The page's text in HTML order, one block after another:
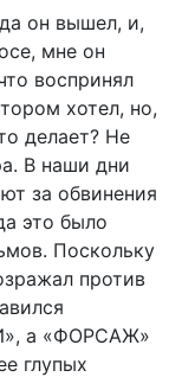
он вышел, и,
мне он
воспринял
хотел, но,
делает? Не
В наши дни
за обвинения
это было
Поскольку
против
а «ФОРСАЖ»
глупых